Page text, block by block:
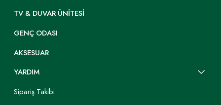
TV & DUVAR ÜNITESI
GENÇ ODASI
AKSESUAR
YARDIM
Sipariş Takibi